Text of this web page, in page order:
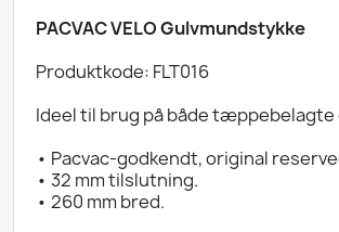
PACVAC VELO Gulvmundstykke
Produktkode: FLT016
Ideel til brug på både tæppebelagte
• Pacvac-godkendt, original
• 32 mm tilslutning.
• 260 mm bred.